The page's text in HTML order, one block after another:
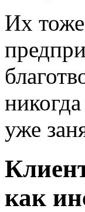
Их
уже
как